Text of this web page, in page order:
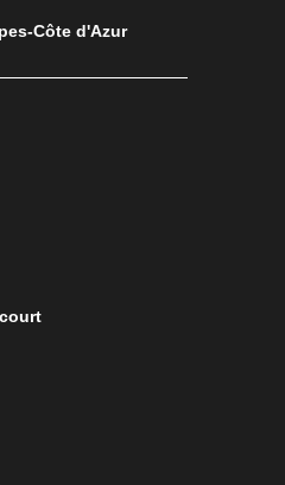
Côte d'Azur